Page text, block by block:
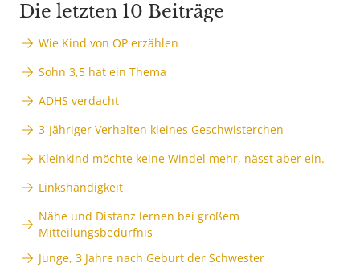
Die letzten 10 Beiträge
Wie Kind von OP erzählen
Sohn 3,5 hat ein Thema
ADHS verdacht
3-Jähriger Verhalten kleines Geschwisterchen
Kleinkind möchte keine Windel mehr, nässt aber ein.
Linkshändigkeit
Nähe und Distanz lernen bei großem
Mitteilungsbedürfnis
Junge, 3 Jahre nach Geburt der Schwester